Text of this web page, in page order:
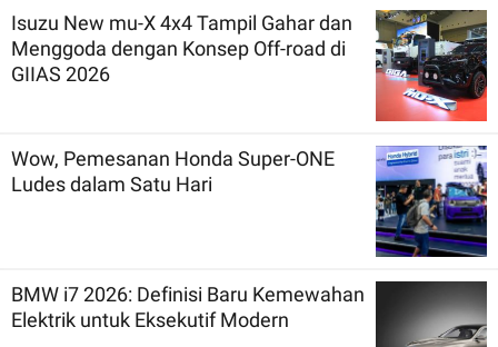
Isuzu New mu-X 4x4 Tampil Gahar dan
Menggoda dengan Konsep Off-road di
GIIAS 2026
Wow, Pemesanan Honda Super-ONE
Ludes dalam Satu Hari
BMW i7 2026: Definisi Baru Kemewahan
Elektrik untuk Eksekutif Modern